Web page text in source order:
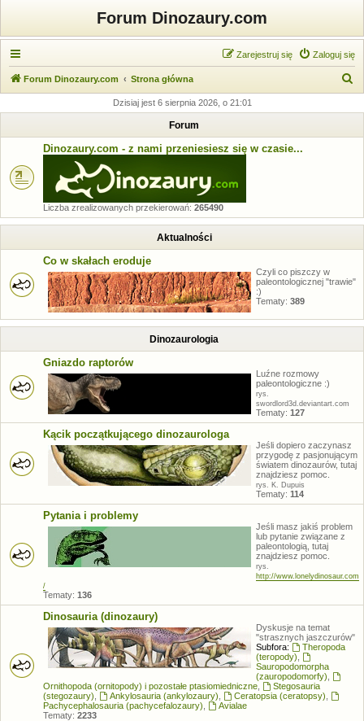
Forum Dinozaury.com
Zaloguj się
Zarejestruj się
Forum Dinozaury.com Strona główna
k
Dzisiaj jest 6 sierpnia 2026, o 21:01
Forum
Dinozaury.com - z nami przeniesiesz się w czasie...
Liczba zrealizowanych przekierowań: 265490
Aktualności
Co w skałach eroduje
Czyli co piszczy w
paleontologicznej "trawie"
:)
Tematy: 389
Dinozaurologia
Gniazdo raptorów
Luźne rozmowy
paleontologiczne :)
rys.
swordlord3d.deviantart.com
Tematy: 127
Kącik początkującego dinozaurologa
Jeśli dopiero zaczynasz
przygodę z pasjonującym
światem dinozaurów, tutaj
znajdziesz pomoc.
rys. K. Dupuis
Tematy: 114
Pytania i problemy
Jeśli masz jakiś problem
lub pytanie związane z
paleontologią, tutaj
znajdziesz pomoc.
rys.
http://www.lonelydinosaur.com
/
Tematy: 136
Dinosauria (dinozaury)
Dyskusje na temat
"strasznych jaszczurów"
Subfora:
Theropoda
(teropody)
Sauropodomorpha
(zauropodomorfy)
Ornithopoda (ornitopody) i pozostałe ptasiomiedniczne
Stegosauria
(stegozaury)
Ankylosauria (ankylozaury) Ceratopsia (ceratopsy)
Pachycephalosauria (pachycefalozaury)
Avialae
Tematy: 2233